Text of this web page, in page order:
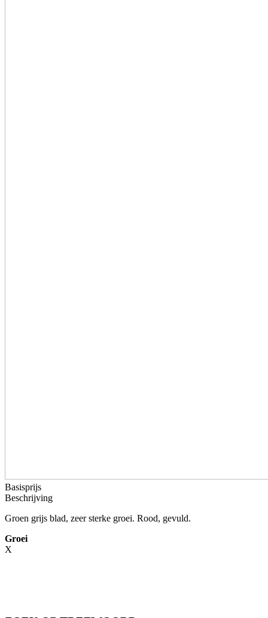
Basisprijs
Beschrijving
Groen grijs blad, zeer sterke groei. Rood, gevuld.
Groei
X